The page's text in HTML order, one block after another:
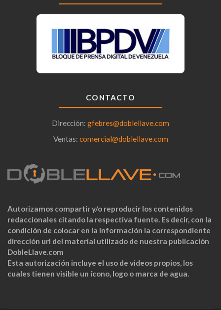
CONTACTO
Dirección: gfebres@doblellave.com
Ventas: comercial@doblellave.com
Autorizamos compartir y/o reproducir los contenidos
redaccionales citando la respectiva fuente. Es decir, con la
condición de colocar en la información la correspondiente
dirección url del material utilizado de nuestra publicación
DobleLlave.com
Esta autorización incluye el uso de videos propios, los
cuales tienen visible un ícono, logo o marca de agua.